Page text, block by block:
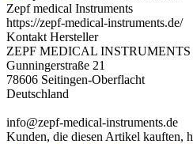
Zepf medical Instruments
https://zepf-medical-instruments.de/
Kontakt Hersteller
ZEPF MEDICAL INSTRUMENTS
Gunningerstraße 21
78606 Seitingen-Oberflacht
Deutschland
info@zepf-medical-instruments.de
Kunden, die diesen Artikel kauften,